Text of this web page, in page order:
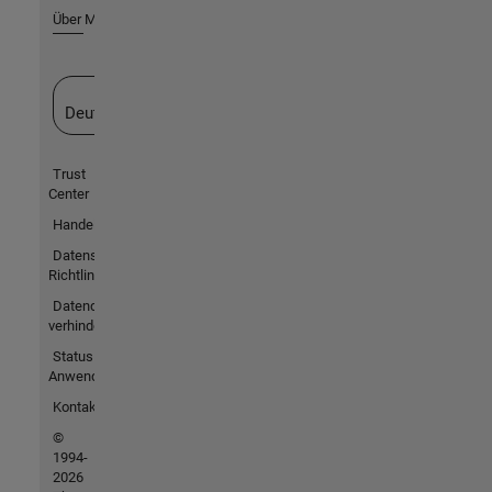
Über MathWorks
Deutschland
Trust
Center
Handelsmarken
Datenschutz-
Richtlinien
Datendiebstahl
verhindern
Status von
Anwendungen
Kontakt
©
1994-
2026